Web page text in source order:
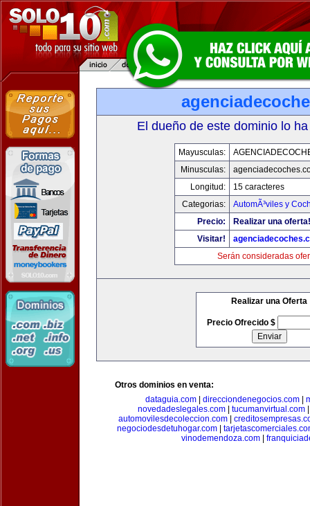
El dueño de este dominio lo
Mayusculas:
Minusculas:
Longitud:
15 caracteres
Categorias:
AutomÃ³viles y
Precio:
Realizar una oferta!
Visitar!
Serán consideradas
Realizar una Oferta
Precio Ofrecido $
Otros dominios en venta:
dataguia.com| direcciondenegocios.com|
novedadeslegales.com
tucumanvirtual.com
automovilesdecoleccion.com
negociodesdetuhogar.com
vinodemendoza.com|